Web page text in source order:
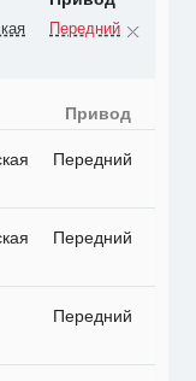
Передний
Привод
Передний
Передний
Передний